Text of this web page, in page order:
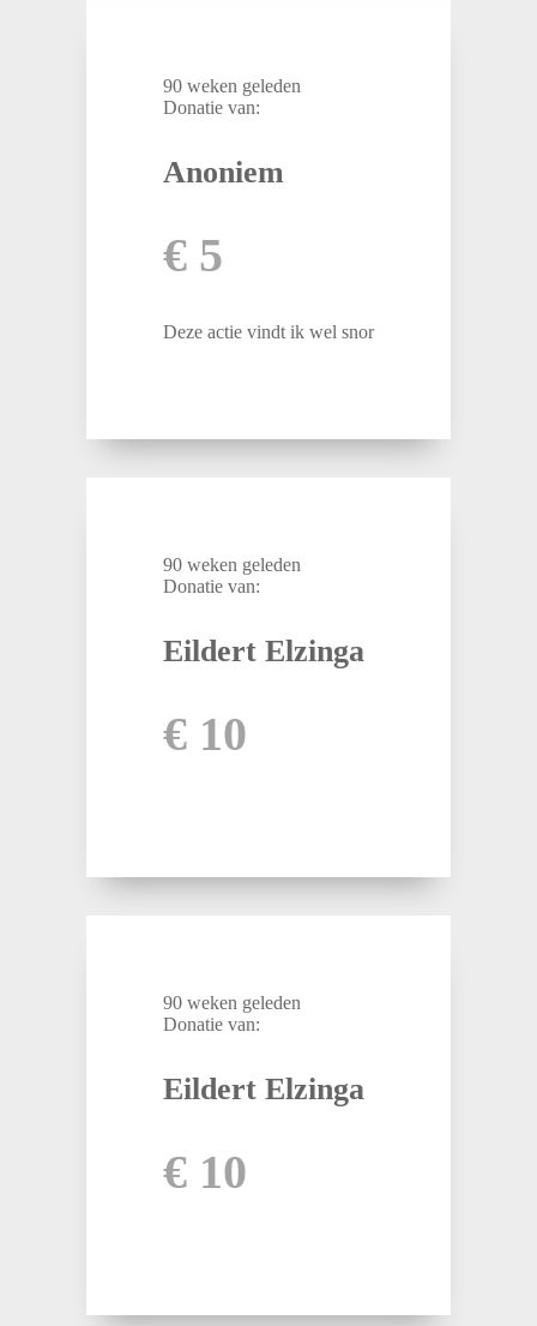
90 weken geleden
Donatie van:
Anoniem
€ 5
Deze actie vindt ik wel snor
90 weken geleden
Donatie van:
Eildert Elzinga
€ 10
90 weken geleden
Donatie van:
Eildert Elzinga
€ 10